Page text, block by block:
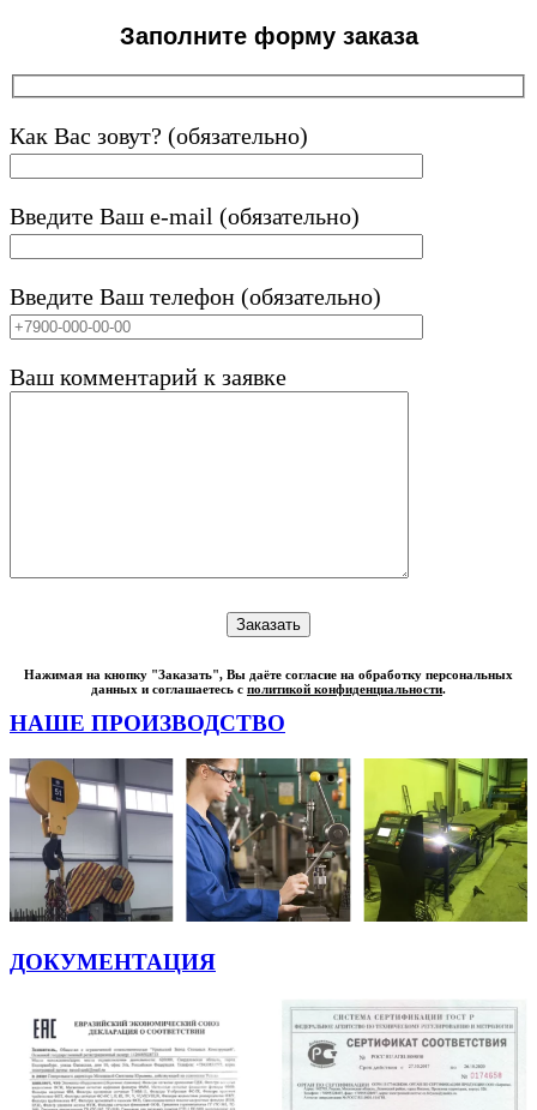
Заполните форму заказа
Как Вас зовут? (обязательно)
Введите Ваш e-mail (обязательно)
Введите Ваш телефон (обязательно)
Ваш комментарий к заявке
Нажимая на кнопку "Заказать", Вы даёте согласие на обработку персональных
данных и соглашаетесь с политикой конфиденциальности.
НАШЕ ПРОИЗВОДСТВО
ДОКУМЕНТАЦИЯ